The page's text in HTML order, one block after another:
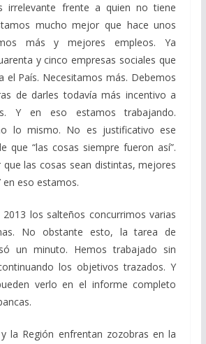
irrelevante frente a quien no tiene
mucho mejor que hace unos
más y mejores empleos. Ya
y cinco empresas sociales que
el País. Necesitamos más. Debemos
de darles todavía más incentivo a
Y en eso estamos trabajando.
lo mismo. No es justificativo ese
que “las cosas siempre fueron así”.
que las cosas sean distintas, mejores
en eso estamos.
2013 los salteños concurrimos varias
No obstante esto, la tarea de
un minuto. Hemos trabajado sin
los objetivos trazados. Y
verlo en el informe completo
enfrentan zozobras en la